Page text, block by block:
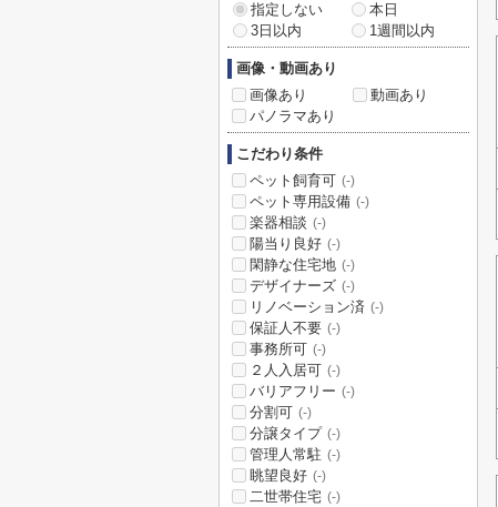
指定しない
本日
3日以内
1週間以内
画像・動画あり
画像あり
動画あり
パノラマあり
こだわり条件
ペット飼育可 (-)
ペット専用設備 (-)
楽器相談 (-)
陽当り良好 (-)
閑静な住宅地 (-)
デザイナーズ (-)
リノベーション済 (-)
保証人不要 (-)
事務所可 (-)
２人入居可 (-)
バリアフリー (-)
分割可 (-)
分譲タイプ (-)
管理人常駐 (-)
眺望良好 (-)
二世帯住宅 (-)